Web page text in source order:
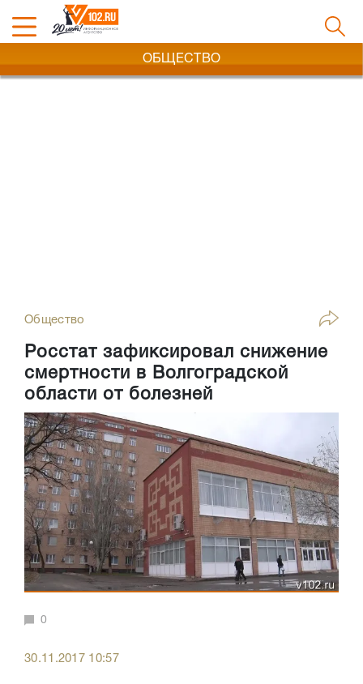
ОБЩЕСТВО
Общество
Росстат зафиксировал снижение
смертности в Волгоградской
области от болезней
0
30.11.2017 10:57